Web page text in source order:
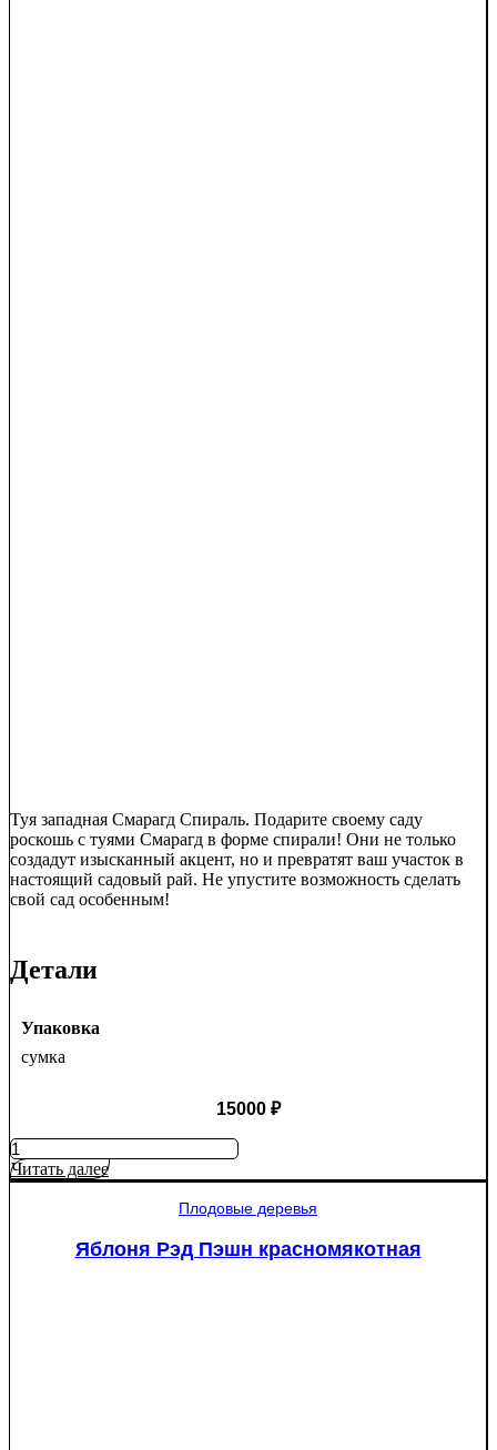
Туя западная Смарагд Спираль. Подарите своему саду
роскошь с туями Смарагд в форме спирали! Они не только
создадут изысканный акцент, но и превратят ваш участок в
настоящий садовый рай. Не упустите возможность сделать
свой сад особенным!
Детали
Упаковка
сумка
15000 ₽
Количество
товара
Туя
Читать далее
Плодовые деревья
Яблоня Рэд Пэшн красномякотная